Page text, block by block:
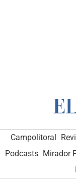
Campolitoral
Podcasts Mirador